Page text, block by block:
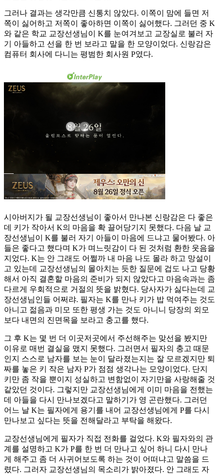
그러나 결과는 생각만큼 신통치 않았다. 이쪽이 맘에 들면 저
쪽이 싫어하고 저쪽이 좋아하면 이쪽이 싫어했다. 그러던 중 K
와 같은 학교 교장선생님이 K를 눈여겨보고 교장실로 불러 자
기 아들하고 선을 한 번 보라고 말을 한 모양이었다. 신랑감은
컴퓨터 회사에 다니는 평범한 회사원 P였다.
시아버지가 될 교장선생님이 좋아서 만나본 신랑감은 다 좋은
데 키가 작아서 K의 마음을 확 끌어당기지 못했다. 다음 날 교
장선생님이 K를 불러 자기 아들이 마음에 드냐고 물어봤다. 아
들은 좋다고 했다며 K가 며느릿감이 다 된 것처럼 환한 웃음을
지었다. K는 안 그래도 어쩔까 내 마음 나도 몰라 하고 망설이
고 있는데 교장선생님의 몰아치는 듯한 질문에 겁도 나고 당황
해서 아직 결혼할 마음의 준비가 되지 않았다고 마음속과는 좀
다르게 우회적으로 거절의 뜻을 밝혔다. 당사자가 싫다는데 교
장선생님인들 어쩌랴. 필자는 K를 만나 키가 밥 먹여주는 것도
아니고 젊음과 미모 또한 평생 가는 것도 아니니 당장의 외모
보다 내면의 진면목을 보라고 충고를 했다.
그 후 K는 몇 번 더 이곳저곳에서 주선해주는 맞선을 봤지만
이유로 매번 결실을 맸지 못했다. 그러면서 필자의 충고 때문
인지 스스로 남자를 보는 눈이 달라졌는지는 잘 모르겠지만 퇴
짜를 놓은 키 작은 남자 P가 점점 생각나는 모양이었다. 단지
키만 좀 작을 뿐이지 성실하고 변함없이 자기만을 사랑해줄 것
같았던 것이다. 그렇지만 교장선생님에게 이미 마음을 전했는
데 아들을 다시 만나보겠다고 말하기가 영 곤란했다. 그러던
어느 날 K는 필자에게 용기를 내어 교장선생님에게 P를 다시
만나보고 싶다는 뜻을 전해달라고 부탁을 해왔다.
교장선생님에게 필자가 직접 전화를 걸었다. K와 필자와의 관
계를 설명하고 K가 P를 한 번 더 만나고 싶어 하니 다시 만나
게 해주고 좀 더 사귀어보도록 하는 것이 어떠냐고 말씀을 드
렸다. 그러자 교장선생님의 목소리가 밝아졌다. 안 그래도 자